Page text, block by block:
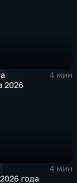
4 мин
2026
4 мин
года